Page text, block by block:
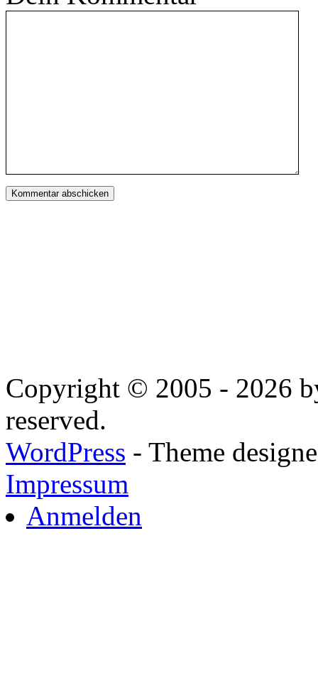
Copyright © 2005 - 2026
reserved.
WordPress - Theme
Impressum
Anmelden